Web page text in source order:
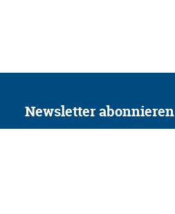
Newsletter abonnieren